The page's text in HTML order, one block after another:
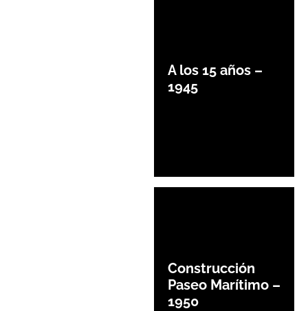
A los 15 años –
1945
Construcción
Paseo Marítimo –
1950